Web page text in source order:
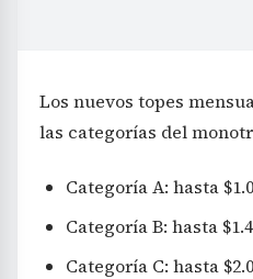
Los nuevos topes
las categorías del
Categoría A: hasta
Categoría B: hasta
Categoría C: hasta